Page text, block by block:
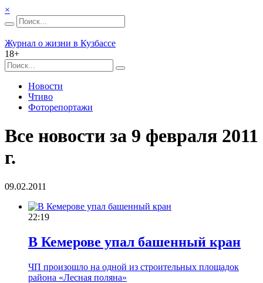
×
Журнал о жизни в Кузбассе
18+
Новости
Чтиво
Фоторепортажи
Все новости за 9 февраля 2011
г.
09.02.2011
22:19
В Кемерове упал башенный кран
ЧП произошло на одной из строительных площадок
района «Лесная поляна»